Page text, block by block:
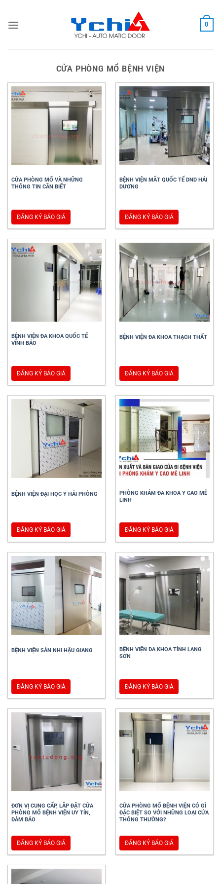
nội
0
CỬA PHÒNG MỔ BỆNH VIỆN
CỬA PHÒNG MỔ VÀ NHỮNG
THÔNG TIN CẦN BIẾT
ĐĂNG KÝ BÁO GIÁ
BỆNH VIỆN MẮT QUỐC TẾ DND HẢI
DƯƠNG
ĐĂNG KÝ BÁO GIÁ
BỆNH VIỆN ĐA KHOA QUỐC TẾ
VĨNH BẢO
ĐĂNG KÝ BÁO GIÁ
BỆNH VIỆN ĐA KHOA THẠCH THẤT
ĐĂNG KÝ BÁO GIÁ
BỆNH VIỆN ĐẠI HỌC Y HẢI PHÒNG
ĐĂNG KÝ BÁO GIÁ
PHÒNG KHÁM ĐA KHOA Y CAO MÊ
LINH
ĐĂNG KÝ BÁO GIÁ
BỆNH VIỆN SẢN NHI HẬU GIANG
ĐĂNG KÝ BÁO GIÁ
BỆNH VIỆN ĐA KHOA TỈNH LẠNG
SƠN
ĐĂNG KÝ BÁO GIÁ
ĐƠN VỊ CUNG CẤP, LẮP ĐẶT CỬA
PHÒNG MỔ BỆNH VIỆN UY TÍN,
ĐẢM BẢO
ĐĂNG KÝ BÁO GIÁ
CỬA PHÒNG MỔ BỆNH VIỆN CÓ GÌ
ĐẶC BIỆT SO VỚI NHỮNG LOẠI CỬA
THÔNG THƯỜNG?
ĐĂNG KÝ BÁO GIÁ